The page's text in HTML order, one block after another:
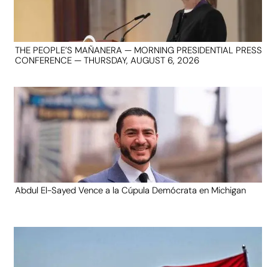
THE PEOPLE’S MAÑANERA — MORNING PRESIDENTIAL PRESS
CONFERENCE — THURSDAY, AUGUST 6, 2026
Abdul El-Sayed Vence a la Cúpula Demócrata en Michigan